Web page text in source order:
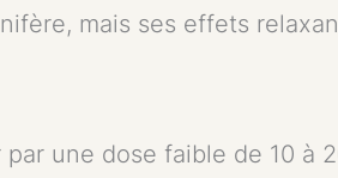
mais ses effets
une dose faible de 10 à